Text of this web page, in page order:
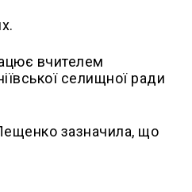
вчителем
селищної ради
зазначила, що